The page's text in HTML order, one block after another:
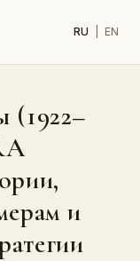
RU EN
(1922–
и